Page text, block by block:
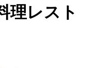
理レスト